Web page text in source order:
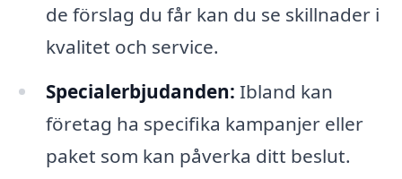
de förslag du får kan du se skillnader i
kvalitet och service.
Specialerbjudanden: Ibland kan
företag ha specifika kampanjer eller
paket som kan påverka ditt beslut.